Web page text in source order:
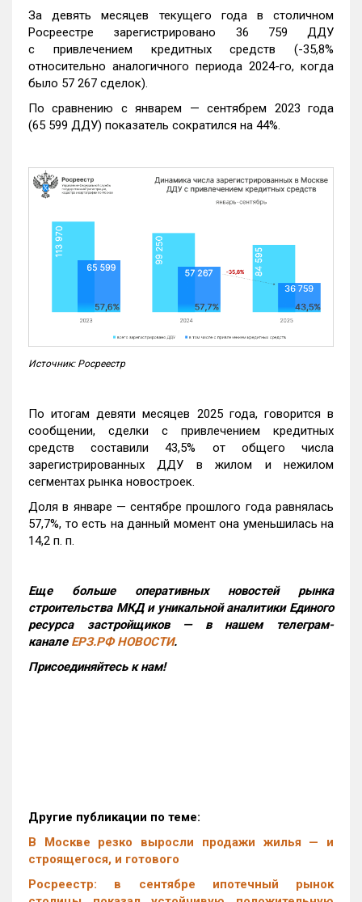
За девять месяцев текущего года в столичном
Росреестре зарегистрировано 36 759 ДДУ
с привлечением кредитных средств (-35,8%
относительно аналогичного периода 2024-го, когда
было 57 267 сделок).
По сравнению с январем — сентябрем 2023 года
(65 599 ДДУ) показатель сократился на 44%.
Источник: Росреестр
По итогам девяти месяцев 2025 года, говорится в
сообщении, сделки с привлечением кредитных
средств составили 43,5% от общего числа
зарегистрированных ДДУ в жилом и нежилом
сегментах рынка новостроек.
Доля в январе — сентябре прошлого года равнялась
57,7%, то есть на данный момент она уменьшилась на
14,2 п. п.
Еще больше оперативных новостей рынка
строительства МКД и уникальной аналитики Единого
ресурса застройщиков — в нашем телеграм-
канале ЕРЗ.РФ НОВОСТИ.
Присоединяйтесь к нам!
Другие публикации по теме:
В Москве резко выросли продажи жилья — и
строящегося, и готового
Росреестр: в сентябре ипотечный рынок